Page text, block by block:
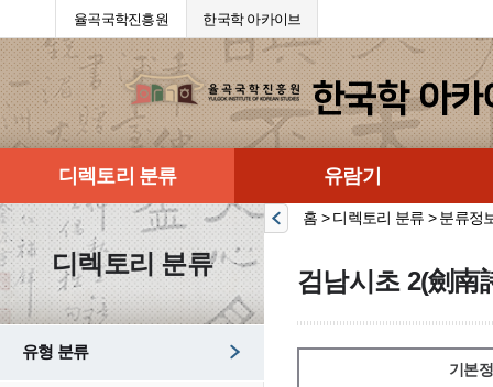
율곡국학진흥원 한국학 아카이브
디렉토리 분류 유람기
디렉토리 분류
유형 분류
홈 > 디렉토리 분류 > 분류정
검남시초 2(劍南
기본